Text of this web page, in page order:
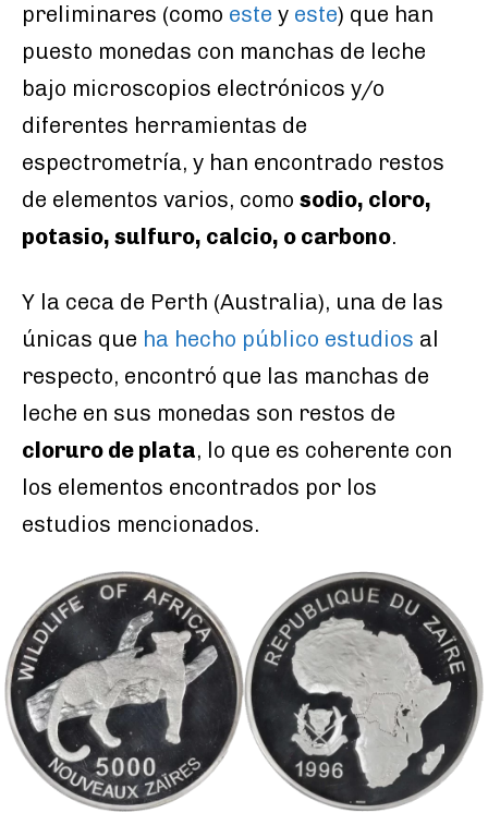
preliminares (como este y este) que han
puesto monedas con manchas de leche
bajo microscopios electrónicos y/o
diferentes herramientas de
espectrometría, y han encontrado restos
de elementos varios, como sodio, cloro,
potasio, sulfuro, calcio, o carbono.
Y la ceca de Perth (Australia), una de las
únicas que ha hecho público estudios al
respecto, encontró que las manchas de
leche en sus monedas son restos de
cloruro de plata, lo que es coherente con
los elementos encontrados por los
estudios mencionados.